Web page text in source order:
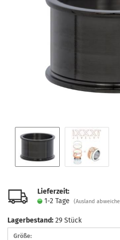
Lieferzeit:
1-2 Tage
(Ausland
Lagerbestand: 29 Stück
Größe: